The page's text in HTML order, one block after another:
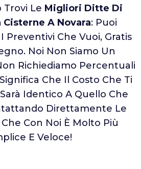
Trovi Le Migliori Ditte Di
Cisterne A Novara: Puoi
Preventivi Che Vuoi, Gratis
Noi Non Siamo Un
Richiediamo Percentuali
Che Il Costo Che Ti
Identico A Quello Che
Direttamente Le
Con Noi È Molto Più
E Veloce!